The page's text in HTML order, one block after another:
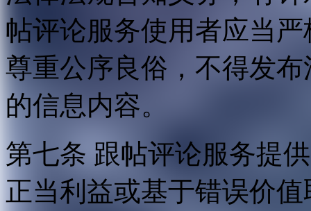
帖评论服务使用者应当
尊重公序良俗，不得发
的信息内容。
第七条 跟帖评论服务提
正当利益或基于错误价